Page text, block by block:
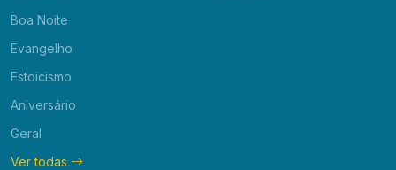
Boa Noite
Evangelho
Estoicismo
Aniversário
Geral
Ver todas